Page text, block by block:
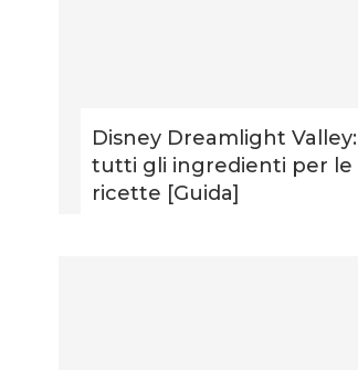
Disney Dreamlight Valley:
tutti gli ingredienti per le
ricette [Guida]